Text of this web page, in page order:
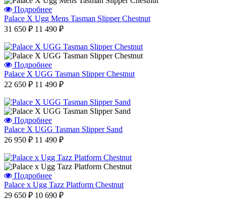
Подробнее
Palace X Ugg Mens Tasman Slipper Chestnut
31 650 ₽ 11 490 ₽
Подробнее
Palace X UGG Tasman Slipper Chestnut
22 650 ₽ 11 490 ₽
Подробнее
Palace X UGG Tasman Slipper Sand
26 950 ₽ 11 490 ₽
Подробнее
Palace x Ugg Tazz Platform Chestnut
29 650 ₽ 10 690 ₽